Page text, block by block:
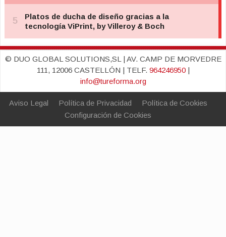
© DUO GLOBAL SOLUTIONS,SL | AV. CAMP DE MORVEDRE
111, 12006 CASTELLÓN | TELF. 964246950|
info@tureforma.org
Aviso Legal Política de Privacidad
Política de Cookies
Configuración de Cookies